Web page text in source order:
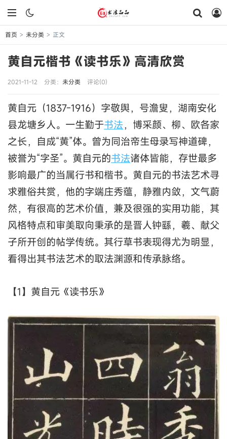
首页 > 未分类 > 正文
黄自元楷书《读书乐》高清欣赏
2021-11-12 分类： 未分类 评论(0)
黄自元（1837-1916）字敬舆，号澹叟，湖南安化
县龙塘乡人。一生勤于书法，博采颜、柳、欧各家
之长，自成“黄”体。曾为同治帝生母录写神道碑，
被誉为“字圣”。黄自元的书法诸体皆能，存世最多
影响最广的当属行书和楷书。黄自元的书法艺术寻
求雅俗共赏，他的字端庄秀蕴，静雅内敛，文气蔚
然，有很高的艺术价值，兼及很强的实用功能，其
风格特点和审美取向秉承的是晋人钟繇，羲、献父
子所开创的帖学传统。其行草书表现得尤为明显，
看得出其书法艺术的取法渊源和传承脉络。
【1】黄自元《读书乐》